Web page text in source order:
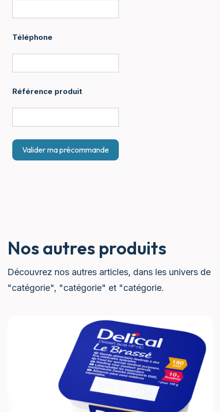
Téléphone
Référence produit
Nos autres produits
Découvrez nos autres articles, dans les univers de
"catégorie", "catégorie" et "catégorie.